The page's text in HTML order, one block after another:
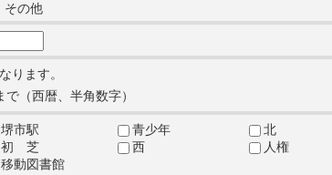
その他
ります。
で（西暦、半角数字）
堺市駅 青少年 北
初 芝 西 人権
移動図書館